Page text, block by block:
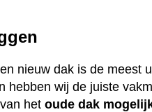
nieuw dak is de meest
hebben wij de juiste
van hetoude dak